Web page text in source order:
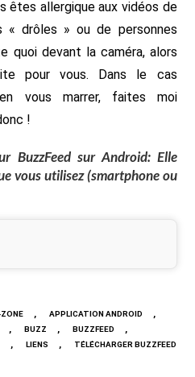
êtes allergique aux vidéos de
drôles » ou de personnes
quoi devant la caméra, alors
pour vous. Dans le cas
vous marrer, faites moi
!
BuzzFeedsur Android: Elle
vous utilisez (smartphone ou
, APPLICATION ANDROID ,
, BUZZ , BUZZFEED ,
, LIENS ,
TÉLÉCHARGER BUZZFEED